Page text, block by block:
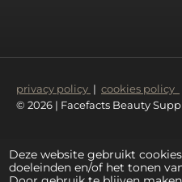
Deze website gebruikt
doeleinden en/of het tonen
privacy policy | cookies policy
© 2026 | Facefacts Beauty